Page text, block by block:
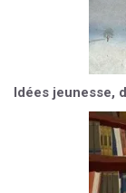
Idées jeunesse,